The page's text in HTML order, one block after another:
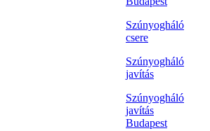
Szúnyogháló
csere
Szúnyogháló
javítás
Szúnyogháló
javítás
Budapest